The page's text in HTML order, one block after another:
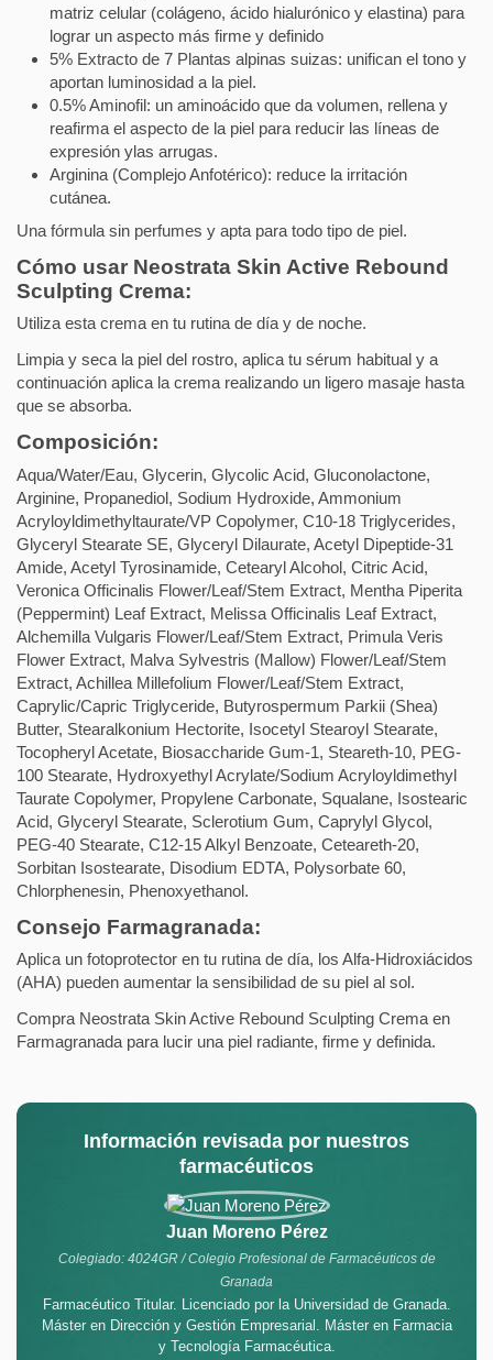
matriz celular (colágeno, ácido hialurónico y elastina) para
lograr un aspecto más firme y definido
5% Extracto de 7 Plantas alpinas suizas: unifican el tono y
aportan luminosidad a la piel.
0.5% Aminofil: un aminoácido que da volumen, rellena y
reafirma el aspecto de la piel para reducir las líneas de
expresión ylas arrugas.
Arginina (Complejo Anfotérico): reduce la irritación
cutánea.
Una fórmula sin perfumes y apta para todo tipo de piel.
Cómo usar Neostrata Skin Active Rebound
Sculpting Crema:
Utiliza esta crema en tu rutina de día y de noche.
Limpia y seca la piel del rostro, aplica tu sérum habitual y a
continuación aplica la crema realizando un ligero masaje hasta
que se absorba.
Composición:
Aqua/Water/Eau, Glycerin, Glycolic Acid, Gluconolactone,
Arginine, Propanediol, Sodium Hydroxide, Ammonium
Acryloyldimethyltaurate/VP Copolymer, C10-18 Triglycerides,
Glyceryl Stearate SE, Glyceryl Dilaurate, Acetyl Dipeptide-31
Amide, Acetyl Tyrosinamide, Cetearyl Alcohol, Citric Acid,
Veronica Officinalis Flower/Leaf/Stem Extract, Mentha Piperita
(Peppermint) Leaf Extract, Melissa Officinalis Leaf Extract,
Alchemilla Vulgaris Flower/Leaf/Stem Extract, Primula Veris
Flower Extract, Malva Sylvestris (Mallow) Flower/Leaf/Stem
Extract, Achillea Millefolium Flower/Leaf/Stem Extract,
Caprylic/Capric Triglyceride, Butyrospermum Parkii (Shea)
Butter, Stearalkonium Hectorite, Isocetyl Stearoyl Stearate,
Tocopheryl Acetate, Biosaccharide Gum-1, Steareth-10, PEG-
100 Stearate, Hydroxyethyl Acrylate/Sodium Acryloyldimethyl
Taurate Copolymer, Propylene Carbonate, Squalane, Isostearic
Acid, Glyceryl Stearate, Sclerotium Gum, Caprylyl Glycol,
PEG-40 Stearate, C12-15 Alkyl Benzoate, Ceteareth-20,
Sorbitan Isostearate, Disodium EDTA, Polysorbate 60,
Chlorphenesin, Phenoxyethanol.
Consejo Farmagranada:
Aplica un fotoprotector en tu rutina de día, los Alfa-Hidroxiácidos
(AHA) pueden aumentar la sensibilidad de su piel al sol.
Compra Neostrata Skin Active Rebound Sculpting Crema en
Farmagranada para lucir una piel radiante, firme y definida.
Información revisada por nuestros
farmacéuticos
Juan Moreno Pérez
Colegiado: 4024GR / Colegio Profesional de Farmacéuticos de
Granada
Farmacéutico Titular. Licenciado por la Universidad de Granada.
Máster en Dirección y Gestión Empresarial. Máster en Farmacia
y Tecnología Farmacéutica.